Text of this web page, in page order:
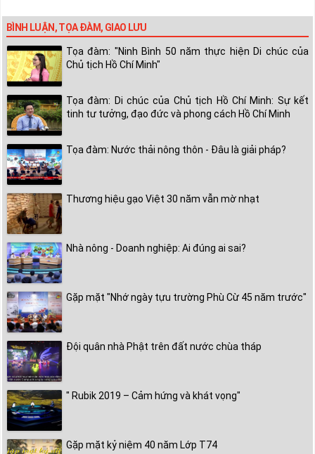
BÌNH LUẬN, TỌA ĐÀM, GIAO LƯU
Tọa đàm: "Ninh Bình 50 năm thực hiện Di chúc của
Chủ tịch Hồ Chí Minh"
Tọa đàm: Di chúc của Chủ tịch Hồ Chí Minh: Sự kết
tinh tư tưởng, đạo đức và phong cách Hồ Chí Minh
Tọa đàm: Nước thải nông thôn - Đâu là giải pháp?
Thương hiệu gạo Việt 30 năm vẫn mờ nhạt
Nhà nông - Doanh nghiệp: Ai đúng ai sai?
Gặp mặt "Nhớ ngày tựu trường Phù Cừ 45 năm trước"
Đội quân nhà Phật trên đất nước chùa tháp
" Rubik 2019 – Cảm hứng và khát vọng"
Gặp mặt kỷ niệm 40 năm Lớp T74